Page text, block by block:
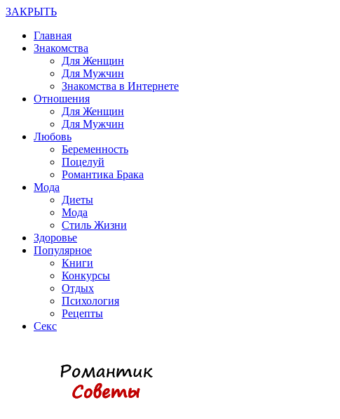
ЗАКРЫТЬ
Главная
Знакомства
Для Женщин
Для Мужчин
Знакомства в Интернете
Отношения
Для Женщин
Для Мужчин
Любовь
Беременность
Поцелуй
Романтика Брака
Мода
Диеты
Мода
Стиль Жизни
Здоровье
Популярное
Книги
Конкурсы
Отдых
Психология
Рецепты
Секс